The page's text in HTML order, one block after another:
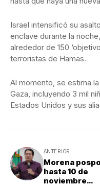
Israel intensificó su
enclave durante la
alrededor de 150
terroristas de Hamas.
Al momento, se estima
Gaza, incluyendo 3 mil
Estados Unidos y sus
ANTERIOR
Morena
hasta 10 de
noviembre